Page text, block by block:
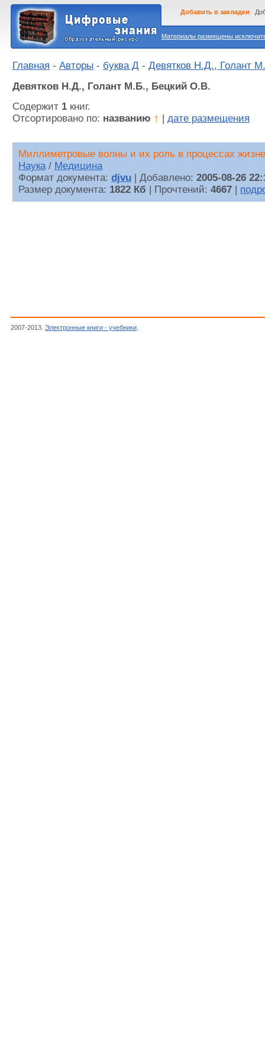
Материалы размещены
Добавить в закладки
Главная - Авторы - буква Д - Девятков Н.Д., Голант
Девятков Н.Д., Голант М.Б., Бецкий О.В.
Содержит 1 книг.
Отсортировано по: названию ↑ дате размещения
Миллиметровые волны и их роль в процессах
Наука/ Медицина
Формат документа: djvu | Добавлено: 2005-08-26
Размер документа: 1822 Кб | Прочтений: 4667
2007-2013. Электронные книги - учебники